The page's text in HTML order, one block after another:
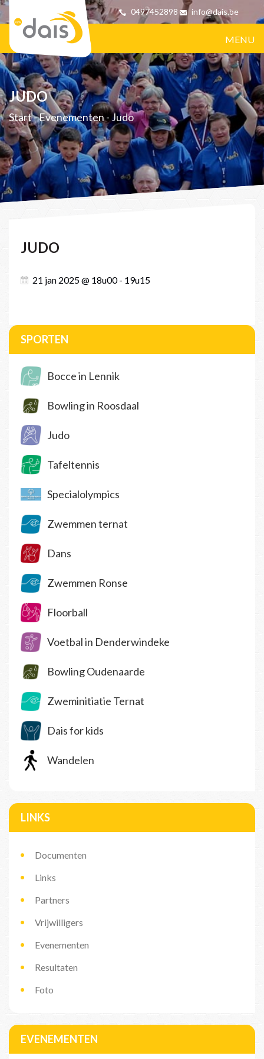
0497452898 info@dais.be
MENU
JUDO
Start-Evenementen-Judo
JUDO
21 jan 2025 @ 18u00 - 19u15
SPORTEN
Bocce in Lennik
Bowling in Roosdaal
Judo
Tafeltennis
Specialolympics
Zwemmen ternat
Dans
Zwemmen Ronse
Floorball
Voetbal in Denderwindeke
Bowling Oudenaarde
Zweminitiatie Ternat
Dais for kids
Wandelen
LINKS
Documenten
Links
Partners
Vrijwilligers
Evenementen
Resultaten
Foto
EVENEMENTEN